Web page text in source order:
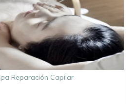
Reparación Capilar